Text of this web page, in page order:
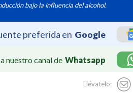
bajo la influencia del alcohol.
preferida en Google
nuestro canal de Whatsapp
Llévatelo: